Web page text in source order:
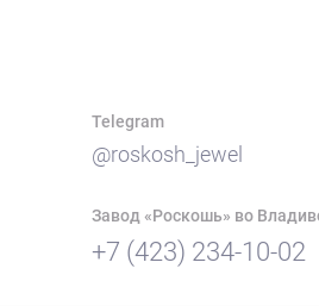
Telegram
@roskosh_jewel
Завод «Роскошь» во
+7 (423) 234-10-02